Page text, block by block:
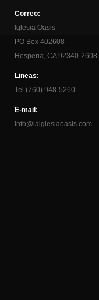
Correo:
Iglesia Oasis
PO Box 402608
Hesperia, CA 92340-2608
Lineas:
Tel (760) 948-5260
E-mail:
info@laiglesiaoasis.com